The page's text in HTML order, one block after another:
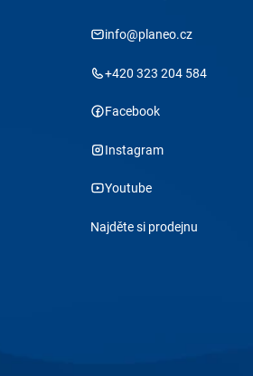
info@planeo.cz
+420 323 204 584
Facebook
Instagram
Youtube
Najděte si prodejnu